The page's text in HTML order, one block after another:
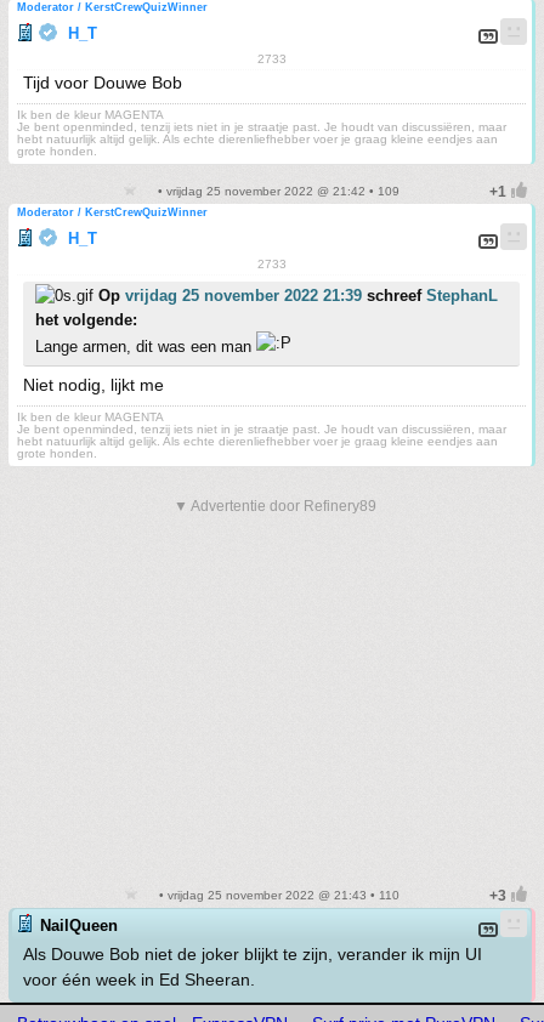
Moderator / KerstCrewQuizWinner
H_T
2733
Tijd voor Douwe Bob
Ik ben de kleur MAGENTA
Je bent openminded, tenzij iets niet in je straatje past. Je houdt van discussiëren, maar
hebt natuurlijk altijd gelijk. Als echte dierenliefhebber voer je graag kleine eendjes aan
grote honden.
• vrijdag 25 november 2022 @ 21:42 • 109
Moderator / KerstCrewQuizWinner
H_T
2733
Op vrijdag 25 november 2022 21:39 schreef StephanL
het volgende:
Lange armen, dit was een man
Niet nodig, lijkt me
Ik ben de kleur MAGENTA
Je bent openminded, tenzij iets niet in je straatje past. Je houdt van discussiëren, maar
hebt natuurlijk altijd gelijk. Als echte dierenliefhebber voer je graag kleine eendjes aan
grote honden.
▼ Advertentie door Refinery89
• vrijdag 25 november 2022 @ 21:43 • 110
NailQueen
Als Douwe Bob niet de joker blijkt te zijn, verander ik mijn UI
voor één week in Ed Sheeran.